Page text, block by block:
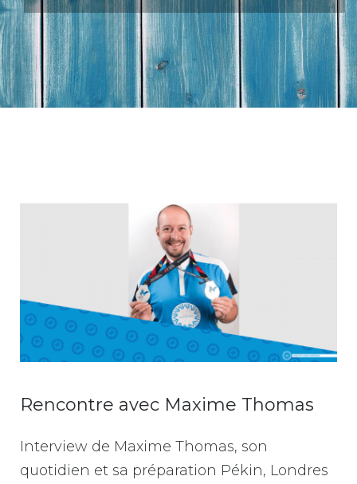
Rencontre avec Maxime Thomas
Interview de Maxime Thomas, son
quotidien et sa préparation Pékin, Londres